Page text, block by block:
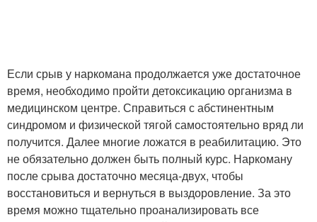
Если срыв у наркомана продолжается уже достаточное
время, необходимо пройти детоксикацию организма в
медицинском центре. Справиться с абстинентным
синдромом и физической тягой самостоятельно вряд ли
получится. Далее многие ложатся в реабилитацию. Это
не обязательно должен быть полный курс. Наркоману
после срыва достаточно месяца-двух, чтобы
восстановиться и вернуться в выздоровление. За это
время можно тщательно проанализировать все